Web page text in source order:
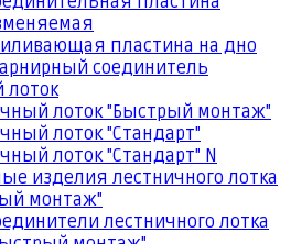
пластина на дно
соединитель
лоток
лоток "Быстрый монтаж"
лоток "Стандарт"
лоток "Стандарт" N
изделия лестничного лотка
монтаж"
лестничного лотка